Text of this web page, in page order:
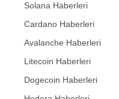
Solana Haberleri
Cardano Haberleri
Avalanche Haberleri
Litecoin Haberleri
Dogecoin Haberleri